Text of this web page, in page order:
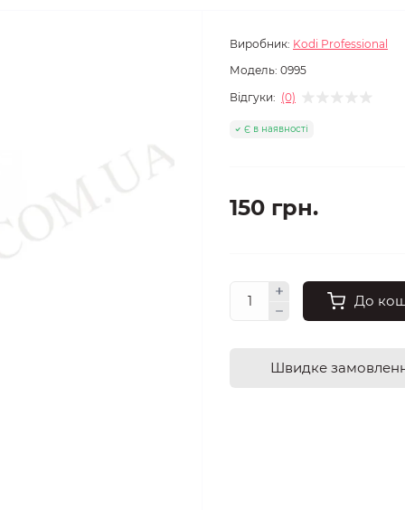
Виробник: Kodi Professional
Модель: 0995
Відгуки: (0)
Є в наявності
150 грн.
До
Швидке